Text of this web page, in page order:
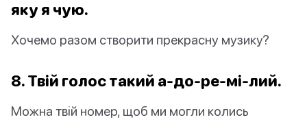
яку я чую.
Хочемо разом створити прекрасну музику?
8. Твій голос такий а-до-ре-мі-лий.
Можна твій номер, щоб ми могли колись